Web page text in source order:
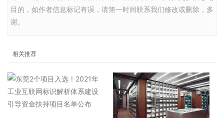
目的，如作者信息标记有误，请第一时间联系我们修改或删除，多
谢。
相关推荐